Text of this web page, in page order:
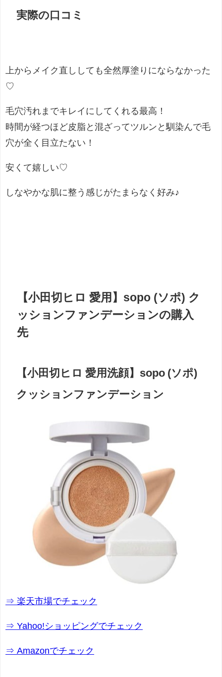
実際の口コミ
上からメイク直ししても全然厚塗りにならなかった
♡
毛穴汚れまでキレイにしてくれる最高！
時間が経つほど皮脂と混ざってツルンと馴染んで毛
穴が全く目立たない！
安くて嬉しい♡
しなやかな肌に整う感じがたまらなく好み♪
【小田切ヒロ 愛用】sopo (ソポ) ク
ッションファンデーションの購入
先
【小田切ヒロ 愛用洗顔】sopo (ソポ)
クッションファンデーション
⇒ 楽天市場でチェック
⇒ Yahoo!ショッピングでチェック
⇒ Amazonでチェック